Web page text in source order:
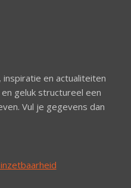
en actualiteiten
geluk structureel een
Vul je gegevens dan